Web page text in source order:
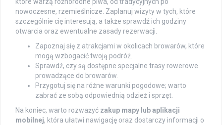
które warzą różnorodne piwa, od tradycyjnych po
nowoczesne, rzemieślnicze. Zaplanuj wizyty w tych, które
szczególnie cię interesują, a także sprawdź ich godziny
otwarcia oraz ewentualne zasady rezerwacji.
Zapoznaj się z atrakcjami w okolicach browarów, które
mogą wzbogacić twoją podróż.
Sprawdź, czy są dostępne specjalne trasy rowerowe
prowadzące do browarów.
Przygotuj się na różne warunki pogodowe; warto
zabrać ze sobą odpowiednią odzież i sprzęt.
Na koniec, warto rozważyć zakup mapy lub aplikacji
mobilnej, która ułatwi nawigację oraz dostarczy informacji o